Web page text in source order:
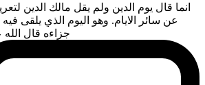
انما قال يوم الدين ولم يقل مالك الدين
عن سائر الايام. وهو اليوم الذي يلقى
جزاءه قال الله